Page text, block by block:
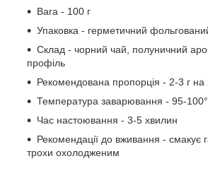
Вага - 100 г
Упаковка - герметичний
Склад - чорний чай, полуничний
профіль
Рекомендована пропорція - 2-3 г
Температура заварювання - 95-
Час настоювання - 3-5 хвилин
Рекомендації до вживання - смакує
трохи охолодженим